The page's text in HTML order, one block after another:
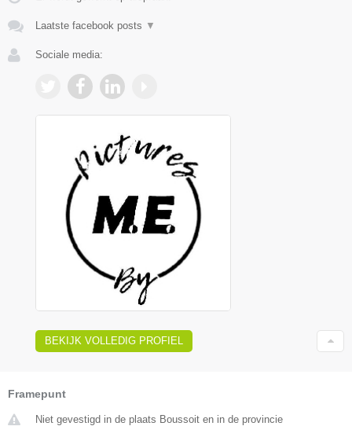
Laatste facebook posts ▼
Sociale media:
BEKIJK VOLLEDIG PROFIEL
Framepunt
Niet gevestigd in de plaats Boussoit en in de provincie